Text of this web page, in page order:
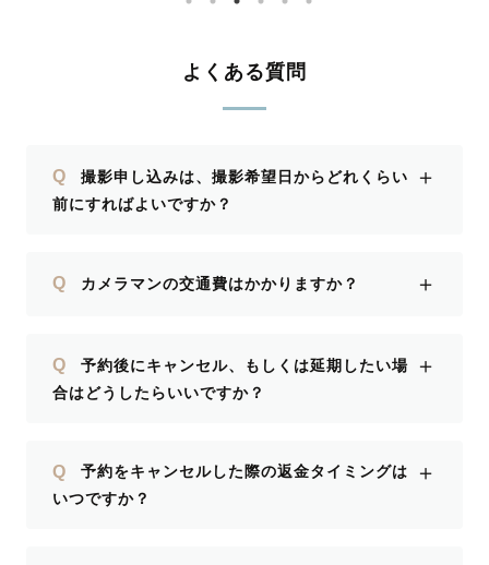
物にな
よくある質問
Q
撮影申し込みは、撮影希望日からどれくらい
前にすればよいですか？
＋
Q カメラマンの交通費はかかりますか？ ＋
Q
予約後にキャンセル、もしくは延期したい場
合はどうしたらいいですか？
＋
Q
予約をキャンセルした際の返金タイミングは
いつですか？
＋